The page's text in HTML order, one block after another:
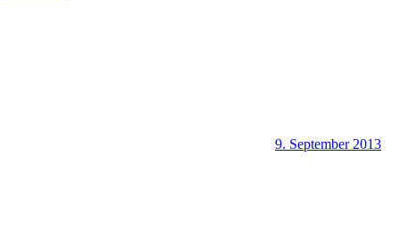
9. September 2013